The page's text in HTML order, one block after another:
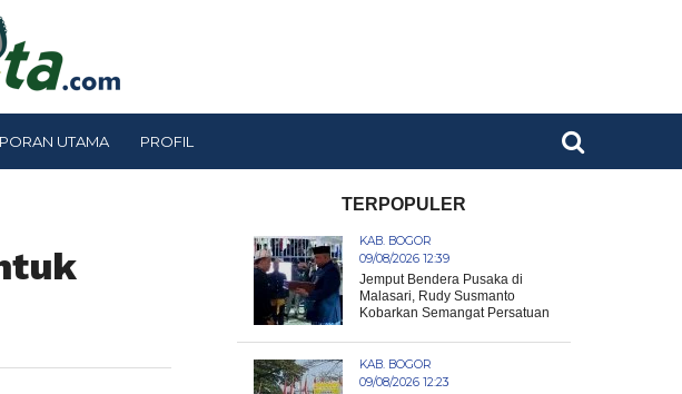
UTAMA PROFIL
TERPOPULER
KAB. BOGOR
09/08/2026 12:39
Jemput Bendera Pusaka di
Malasari, Rudy Susmanto
Kobarkan Semangat Persatuan
KAB. BOGOR
09/08/2026 12:23